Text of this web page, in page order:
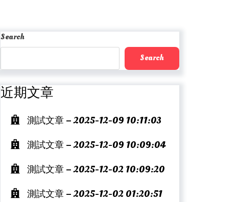
Search
Search
近期文章
測試文章 – 2025-12-09 10:11:03
測試文章 – 2025-12-09 10:09:04
測試文章 – 2025-12-02 10:09:20
測試文章 – 2025-12-02 01:20:51